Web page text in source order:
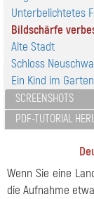
Unterbelichtetes
Bildschärfe
Alte Stadt
Schloss
Ein Kind im Garten
SCREENSHOTS
PDF-TUTORIAL
Wenn Sie eine
die Aufnahme